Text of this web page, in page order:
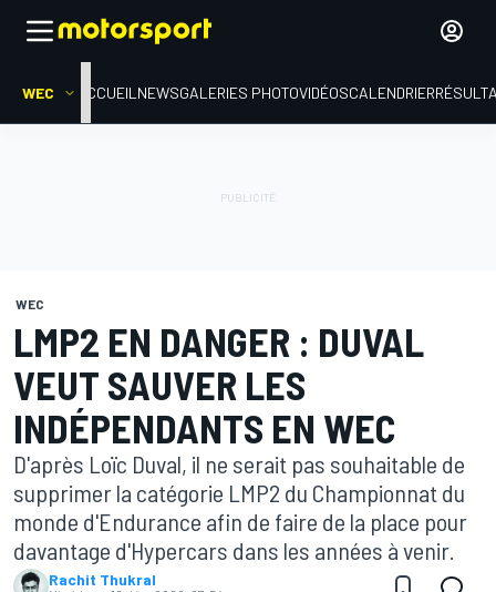
WEC ACCUEIL NEWSGALERIES PHOTOVIDÉOSCALENDRIER
WEC
LMP2 EN DANGER : DUVAL
VEUT SAUVER LES
INDÉPENDANTS EN WEC
D'après Loïc Duval, il ne serait pas souhaitable de
supprimer la catégorie LMP2 du Championnat du
monde d'Endurance afin de faire de la place pour
davantage d'Hypercars dans les années à venir.
Rachit Thukral